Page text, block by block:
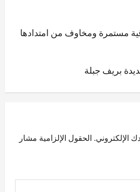
مستمرة ومخاوف من امتدادها
بريف جبلة
الإلكتروني. الحقول الإلزامية مشار